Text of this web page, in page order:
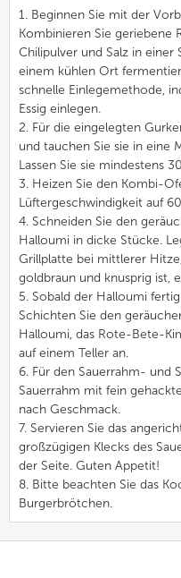
1. Beginnen Sie mit der
Kombinieren Sie geriebene
Chilipulver und Salz in einer
einem kühlen Ort
schnelle Einlegemethode,
Essig einlegen.
2. Für die eingelegten
und tauchen Sie sie in eine
Lassen Sie sie mindestens
3. Heizen Sie den Kombi-
Lüftergeschwindigkeit auf
4. Schneiden Sie den
Halloumi in dicke Stücke.
Grillplatte bei mittlerer
goldbraun und knusprig ist,
5. Sobald der Halloumi
Schichten Sie den
Halloumi, das Rote-Bete-
auf einem Teller an.
6. Für den Sauerrahm- und
Sauerrahm mit fein
nach Geschmack.
7. Servieren Sie das
großzügigen Klecks des
der Seite. Guten Appetit!
8. Bitte beachten Sie das
Burgerbrötchen.